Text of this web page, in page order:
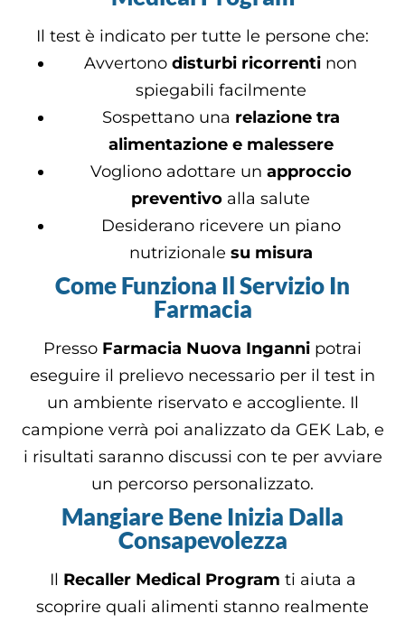
Il test è indicato per tutte le persone che:
Avvertono disturbi ricorrenti non
spiegabili facilmente
Sospettano una relazione tra
alimentazione e malessere
Vogliono adottare un approccio
preventivo alla salute
Desiderano ricevere un piano
nutrizionale su misura
Come Funziona Il Servizio In
Farmacia
Presso Farmacia Nuova Inganni potrai
eseguire il prelievo necessario per il test in
un ambiente riservato e accogliente. Il
campione verrà poi analizzato da GEK Lab, e
i risultati saranno discussi con te per avviare
un percorso personalizzato.
Mangiare Bene Inizia Dalla
Consapevolezza
Il Recaller Medical Program ti aiuta a
scoprire quali alimenti stanno realmente